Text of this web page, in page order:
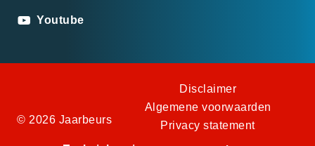
Youtube
© 2026 Jaarbeurs
Disclaimer
Algemene voorwaarden
Privacy statement